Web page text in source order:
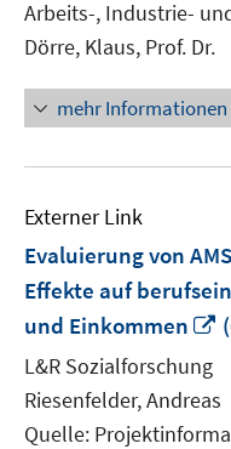
Arbeits-, Industrie-
Dörre, Klaus, Prof. Dr.
mehr Informationen
Externer Link
Evaluierung von
Effekte auf
und Einkommen
L&R Sozialforschung
Riesenfelder, Andreas
Quelle: